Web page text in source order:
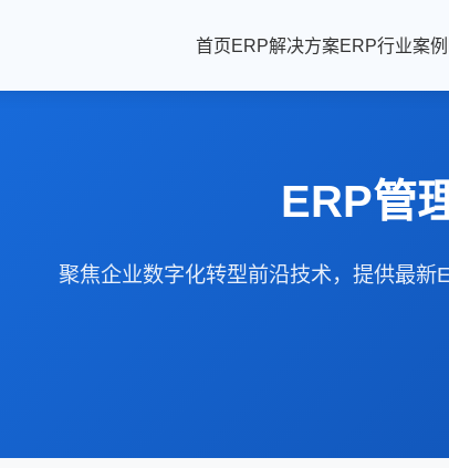
首页ERP解决方案ERP行业案例
ERP管
聚焦企业数字化转型前沿技术，提供最